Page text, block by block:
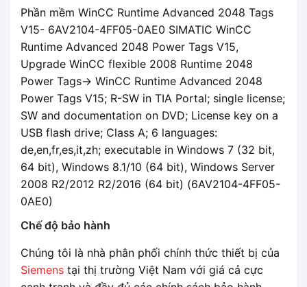
Phần mềm WinCC Runtime Advanced 2048 Tags
V15- 6AV2104-4FF05-0AE0 SIMATIC WinCC
Runtime Advanced 2048 Power Tags V15,
Upgrade WinCC flexible 2008 Runtime 2048
Power Tags-> WinCC Runtime Advanced 2048
Power Tags V15; R-SW in TIA Portal; single license;
SW and documentation on DVD; License key on a
USB flash drive; Class A; 6 languages:
de,en,fr,es,it,zh; executable in Windows 7 (32 bit,
64 bit), Windows 8.1/10 (64 bit), Windows Server
2008 R2/2012 R2/2016 (64 bit) (6AV2104-4FF05-
0AE0)
Chế độ bảo hành
Chúng tôi là nhà phân phối chính thức thiết bị của
Siemens tại thị trường Việt Nam với giá cả cực